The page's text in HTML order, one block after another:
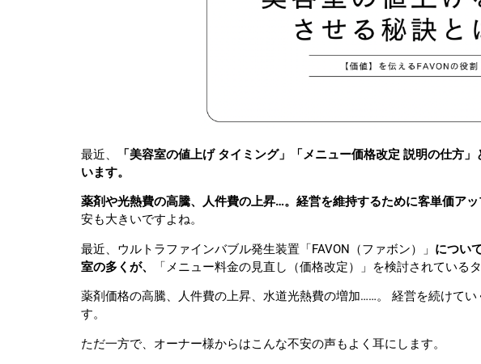
最近、
「美容室の値上げ タイミング」「メニュー価格改定 説明の仕方
います。
薬剤や光熱費の高騰、人件費の上昇…。経営を維持するために客単価アッ
安も大きいですよね。
最近、ウルトラファインバブル発生装置「FAVON（ファボン）」 につい
室の多くが、
「メニュー料金の見直し（価格改定）」を検討されている
薬剤価格の高騰、人件費の上昇、水道光熱費の増加……。 経営を続けて
す。
ただ一方で、オーナー様からはこんな不安の声もよく耳にします。